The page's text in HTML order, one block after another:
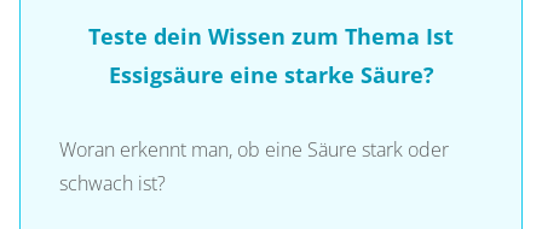
Teste dein Wissen zum Thema Ist
Essigsäure eine starke Säure?
Woran erkennt man, ob eine Säure stark oder
schwach ist?